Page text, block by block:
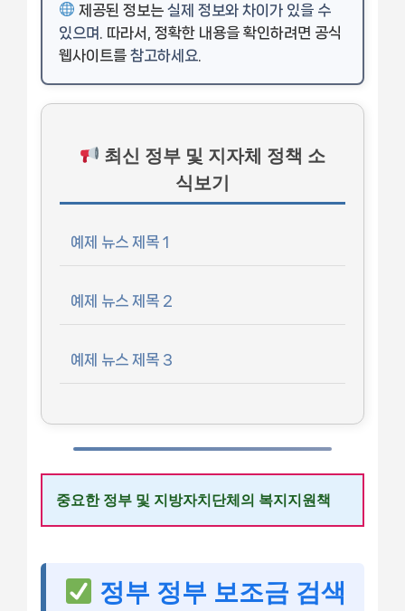
제공된 정보는실제 정보와 차이가 있을 수
있으며
. 따라서, 정확한 내용을 확인하려면 공식
웹사이트를 참고하세요
최신 정부 및 지자체 정책 소
식보기
예제 뉴스 제목 1
예제 뉴스 제목 2
예제 뉴스 제목 3
중요한 정부 및 지방자치단체의 복지지원책
정부 정부 보조금 검색